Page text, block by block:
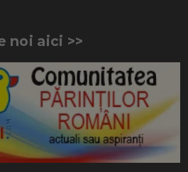
noi aici >>